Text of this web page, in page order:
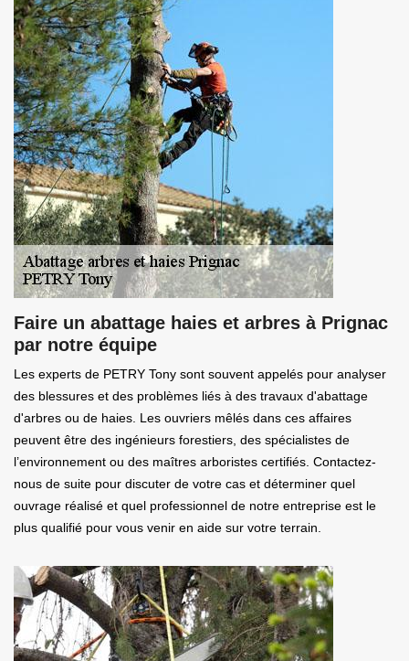
Faire un abattage haies et arbres à Prignac
par notre équipe
Les experts de PETRY Tony sont souvent appelés pour analyser
des blessures et des problèmes liés à des travaux d'abattage
d'arbres ou de haies. Les ouvriers mêlés dans ces affaires
peuvent être des ingénieurs forestiers, des spécialistes de
l’environnement ou des maîtres arboristes certifiés. Contactez-
nous de suite pour discuter de votre cas et déterminer quel
ouvrage réalisé et quel professionnel de notre entreprise est le
plus qualifié pour vous venir en aide sur votre terrain.